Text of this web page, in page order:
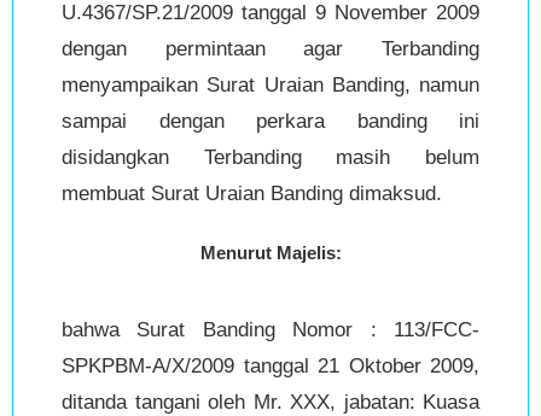
U.4367/SP.21/2009 tanggal 9 November 2009
dengan permintaan agar Terbanding
menyampaikan Surat Uraian Banding, namun
sampai dengan perkara banding ini
disidangkan Terbanding masih belum
membuat Surat Uraian Banding dimaksud.
Menurut Majelis:
bahwa Surat Banding Nomor : 113/FCC-
SPKPBM-A/X/2009 tanggal 21 Oktober 2009,
ditanda tangani oleh Mr. XXX, jabatan: Kuasa